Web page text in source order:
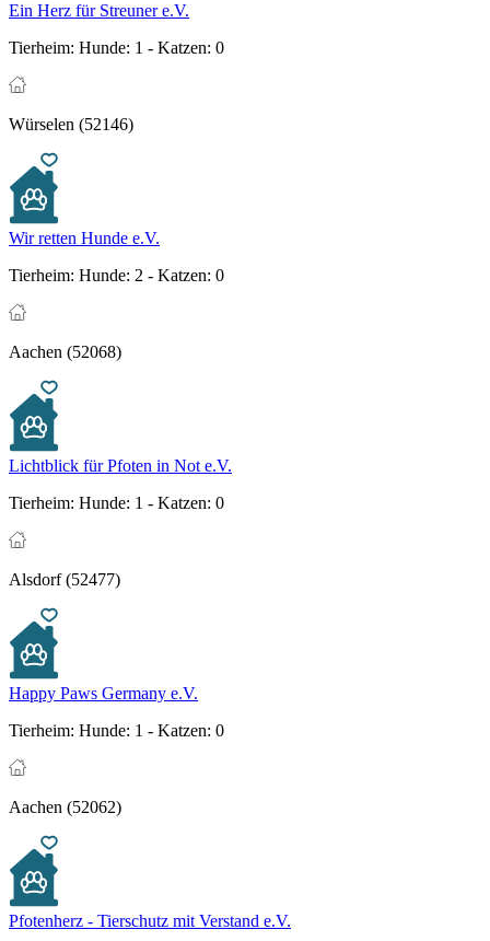
Ein Herz für Streuner e.V.
Tierheim: Hunde: 1 - Katzen: 0
Würselen (52146)
Wir retten Hunde e.V.
Tierheim: Hunde: 2 - Katzen: 0
Aachen (52068)
Lichtblick für Pfoten in Not e.V.
Tierheim: Hunde: 1 - Katzen: 0
Alsdorf (52477)
Happy Paws Germany e.V.
Tierheim: Hunde: 1 - Katzen: 0
Aachen (52062)
Pfotenherz - Tierschutz mit Verstand e.V.